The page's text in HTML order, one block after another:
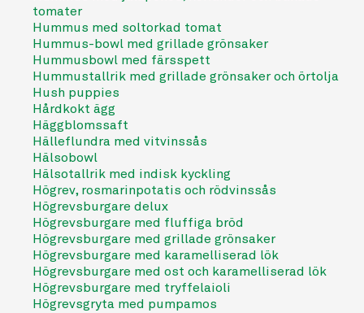
tomater
Hummus med soltorkad tomat
Hummus-bowl med grillade grönsaker
Hummusbowl med färsspett
Hummustallrik med grillade grönsaker och örtolja
Hush puppies
Hårdkokt ägg
Häggblomssaft
Hälleflundra med vitvinssås
Hälsobowl
Hälsotallrik med indisk kyckling
Högrev, rosmarinpotatis och rödvinssås
Högrevsburgare delux
Högrevsburgare med fluffiga bröd
Högrevsburgare med grillade grönsaker
Högrevsburgare med karamelliserad lök
Högrevsburgare med ost och karamelliserad lök
Högrevsburgare med tryffelaioli
Högrevsgryta med pumpamos